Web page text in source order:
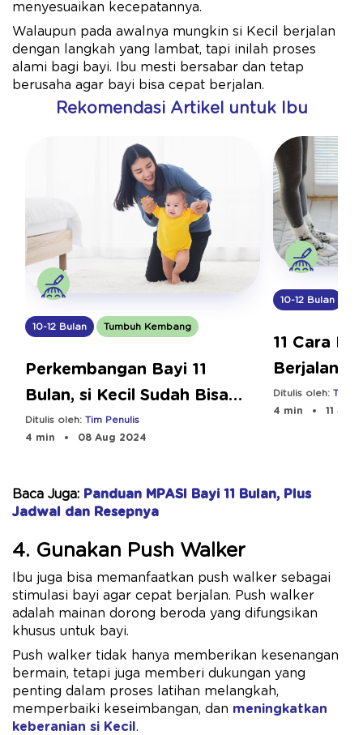
menyesuaikan kecepatannya.
Walaupun pada awalnya mungkin si Kecil berjalan
dengan langkah yang lambat, tapi inilah proses
alami bagi bayi. Ibu mesti bersabar dan tetap
berusaha agar bayi bisa cepat berjalan.
Rekomendasi Artikel untuk Ibu
10-12 Bulan Tumbuh Kembang
Perkembangan Bayi 11
Bulan, si Kecil Sudah Bisa
Apa?
Ditulis oleh: Tim Penulis
4 min
08 Aug 2024
10-12 Bulan
11 Cara
Berjalan
Ditulis oleh: Tim
4 min
11 Sep
Baca Juga: Panduan MPASI Bayi 11 Bulan, Plus
Jadwal dan Resepnya
4. Gunakan Push Walker
Ibu juga bisa memanfaatkan push walker sebagai
stimulasi bayi agar cepat berjalan. Push walker
adalah mainan dorong beroda yang difungsikan
khusus untuk bayi.
Push walker tidak hanya memberikan kesenangan
bermain, tetapi juga memberi dukungan yang
penting dalam proses latihan melangkah,
memperbaiki keseimbangan, dan meningkatkan
keberanian si Kecil.